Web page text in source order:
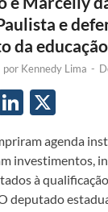
e
da
por Kennedy Lima -
Li
k
e
dI
agenda
investimentos,
à
deputado